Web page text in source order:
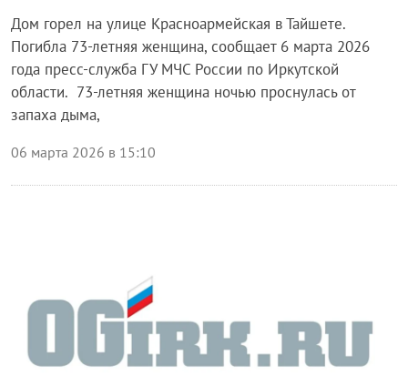
Дом горел на улице Красноармейская в Тайшете.
Погибла 73-летняя женщина, сообщает 6 марта 2026
года пресс-служба ГУ МЧС России по Иркутской
области. 73-летняя женщина ночью проснулась от
запаха дыма,
06 марта 2026 в 15:10